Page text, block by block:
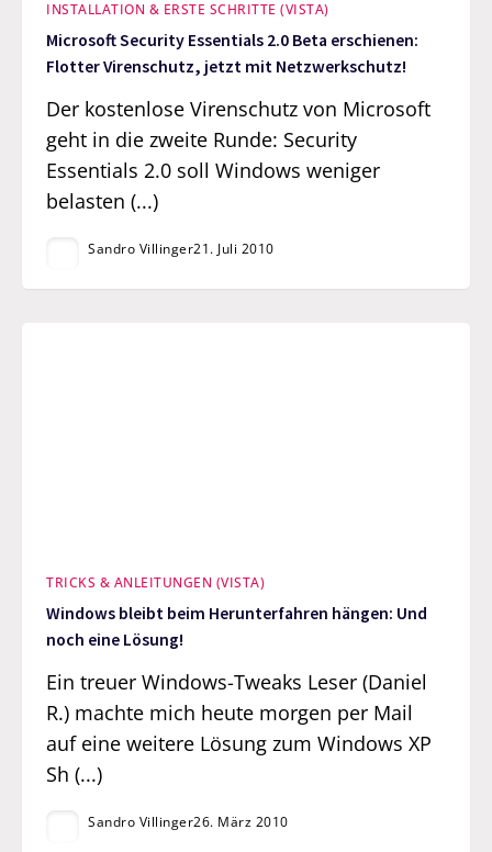
INSTALLATION & ERSTE SCHRITTE (VISTA)
Microsoft Security Essentials 2.0 Beta erschienen:
Flotter Virenschutz, jetzt mit Netzwerkschutz!
Der kostenlose Virenschutz von Microsoft
geht in die zweite Runde: Security
Essentials 2.0 soll Windows weniger
belasten (...)
Sandro Villinger21. Juli 2010
TRICKS & ANLEITUNGEN (VISTA)
Windows bleibt beim Herunterfahren hängen: Und
noch eine Lösung!
Ein treuer Windows-Tweaks Leser (Daniel
R.) machte mich heute morgen per Mail
auf eine weitere Lösung zum Windows XP
Sh (...)
Sandro Villinger26. März 2010